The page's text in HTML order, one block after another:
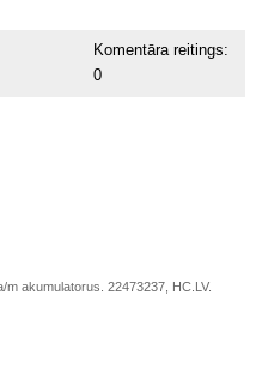
Komentāra reitings:
0
akumulatorus. 22473237, HC.LV.